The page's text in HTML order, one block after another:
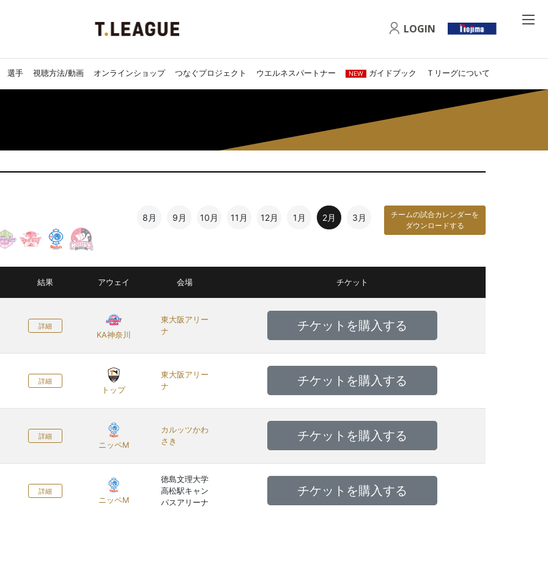
LOGIN
選手 視聴方法/動画 オンラインショップ つなぐプロジェクト ウエルネスパートナー NEW ガイドブック Ｔリーグについて
8月 9月 10月 11月 12月 1月 2月 3月
チームの試合カレンダーを
ダウンロードする
結果 アウェイ 会場 チケット
詳細
KA神奈川
東大阪アリー
ナ
チケットを購入する
詳細
トップ
東大阪アリー
ナ
チケットを購入する
詳細
ニッペM
カルッツかわ
さき
チケットを購入する
詳細
ニッペM
徳島文理大学
高松駅キャン
パスアリーナ
チケットを購入する